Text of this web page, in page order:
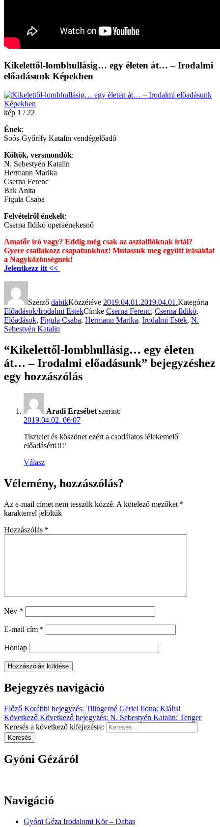
Kikelettől-lombhullásig… egy életen át… – Irodalmi
előadásunk Képekben
kép 1 / 22
Ének:
Soós-Győrffy Katalin vendégelőadó
Költők, versmondók:
N. Sebestyén Katalin
Hermann Marika
Cserna Ferenc
Bak Anita
Figula Csaba
Felvételről énekelt:
Cserna Ildikó operaénekesnő
Amatőr író vagy? Eddig még csak az asztalfióknak írtál?
Gyere csatlakozz csapatunkhoz! Mutassuk meg együtt írásaidat
a Nagyközönségnek!
Jelentkezz itt <<
Szerző dabikKözzétéve 2019.04.01.2019.04.01.Kategória
Előadások/Irodalmi EstekCímke Cserna Ferenc, Cserna Ildikó,
Előadások, Figula Csaba, Hermann Marika, Irodalmi Estek, N.
Sebestyén Katalin
“Kikelettől-lombhullásig… egy életen
át… – Irodalmi előadásunk” bejegyzéshez
egy hozzászólás
Aradi Erzsébet szerint:
2019.04.02. 06:07
Tisztelet és köszönet ezért a csodálatos lélekemelő
előadásért!!!!’
Válasz
Vélemény, hozzászólás?
Az e-mail címet nem tesszük közzé. A kötelező mezőket *
karakterrel jelöltük
Hozzászólás *
Név *
E-mail cím *
Honlap
Bejegyzés navigáció
Előző Korábbi bejegyzés: Tilingerné Gerlei Ilona: Kiálts!
Következő Következő bejegyzés: N. Sebestyén Katalin: Tenger
Keresés a következő kifejezésre:
Keresés
Gyóni Gézáról
Navigáció
Gyóni Géza Irodalomi Kör – Dabas